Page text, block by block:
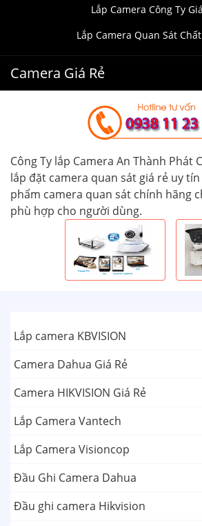
Lắp Camera Công Ty
Lắp Camera Quan Sát
Camera Giá Rẻ
Công Ty lắp Camera An Thành Phát
lắp đặt camera quan sát giá rẻ uy
phẩm camera quan sát chính hãng
phù hợp cho người dùng.
Lắp camera KBVISION
Camera Dahua Giá Rẻ
Camera HIKVISION Giá Rẻ
Lắp Camera Vantech
Lắp Camera Visioncop
Đầu Ghi Camera Dahua
Đầu ghi camera Hikvision